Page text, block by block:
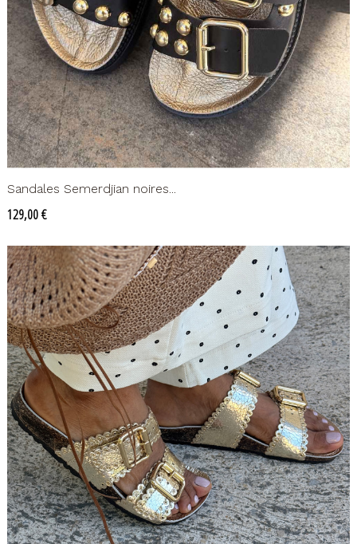
Sandales Semerdjian noires...
Prix
129,00 €